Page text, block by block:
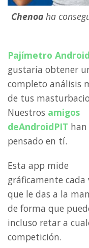
Chenoa ha
Pajímetro Android
gustaría obtener
completo análisis
de tus
Nuestros amigos
deAndroidPIT han
pensado en tí.
Esta app mide
gráficamente cada
que le das a la
de forma que
incluso retar a
competición.